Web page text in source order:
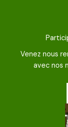
Venez nous
avec nos